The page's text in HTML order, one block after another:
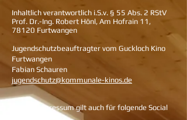
Inhaltlich verantwortlich i.S.v. § 55 Abs. 2 RStV
Prof. Dr.-Ing. Robert Hönl, Am Hofrain 11,
78120 Furtwangen
Jugendschutzbeauftragter vom Guckloch Kino
Furtwangen
Fabian Schauren
jugendschutz@kommunale-kinos.de
Dieses Impressum gilt auch für folgende Social